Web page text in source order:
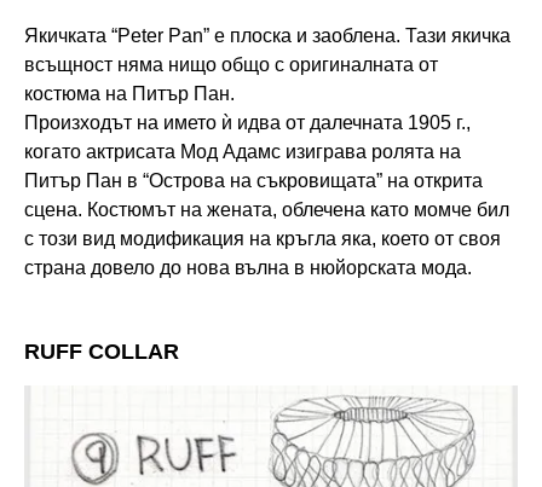
Якичката “Peter Pan” е плоска и заоблена. Тази якичка
всъщност няма нищо общо с оригиналната от
костюма на Питър Пан.
Произходът на името ѝ идва от далечната 1905 г.,
когато актрисата Мод Адамс изиграва ролята на
Питър Пан в “Острова на съкровищата” на открита
сцена. Костюмът на жената, облечена като момче бил
с този вид модификация на кръгла яка, което от своя
страна довело до нова вълна в нюйорската мода.
RUFF COLLAR